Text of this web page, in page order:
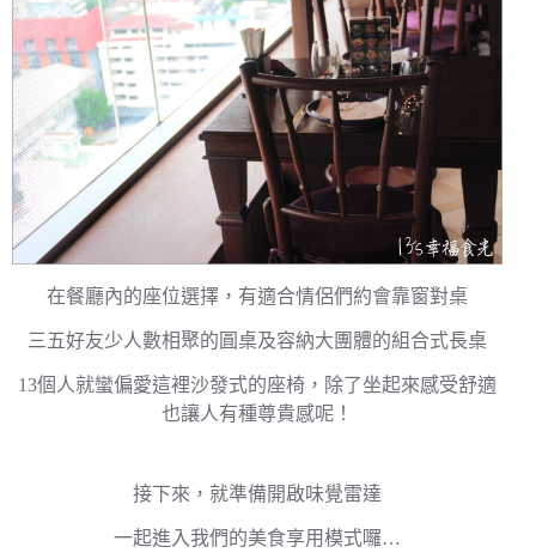
在餐廳內的座位選擇，有適合情侶們約會靠窗對桌
三五好友少人數相聚的圓桌及容納大團體的組合式長桌
13個人就蠻偏愛這裡沙發式的座椅，除了坐起來感受舒適
也讓人有種尊貴感呢！
接下來，就準備開啟味覺雷達
一起進入我們的美食享用模式囉…